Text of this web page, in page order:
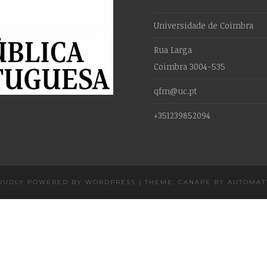
Universidade de Coimbra
Rua Larga
Coimbra 3004-535
qfm@uc.pt
+351239852094
POWERED BY WORDPRESS | THEME: CANAPE BY